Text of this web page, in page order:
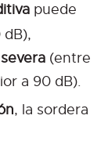
puede
severa (entre
a 90 dB).
, la sordera